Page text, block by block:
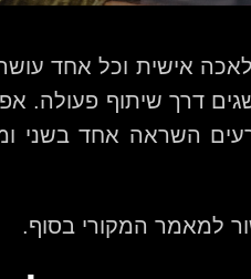
אישית וכל אחד
דרך שיתוף פעולה.
השראה אחד בשני
למאמר המקורי בסוף.